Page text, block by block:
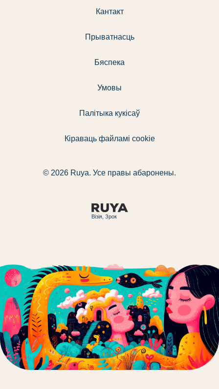
Візія, Зрок
Кантакт
Прыватнасць
Бяспека
Умовы
Палітыка кукісаў
Кіраваць файламі cookie
© 2026 Ruya. Усе правы абаронены.